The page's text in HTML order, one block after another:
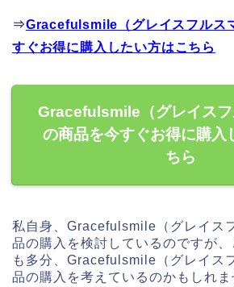
⇒Gracefulsmile（グレイスフルス
すぐお得に購入したい方はこちら
Gracefulsmile（グレイスフ
の商品を今すぐお得に購入
ちら
私自身、Gracefulsmile（グレイス
品の購入を検討しているのですが
も多分、Gracefulsmile（グレイス
品の購入を考えているのかもしれま